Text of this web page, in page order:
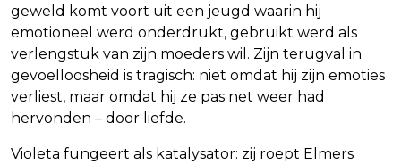
geweld komt voort uit een jeugd waarin hij
emotioneel werd onderdrukt, gebruikt werd als
verlengstuk van zijn moeders wil. Zijn terugval in
gevoelloosheid is tragisch: niet omdat hij zijn emoties
verliest, maar omdat hij ze pas net weer had
hervonden – door liefde.
Violeta fungeert als katalysator: zij roept Elmers